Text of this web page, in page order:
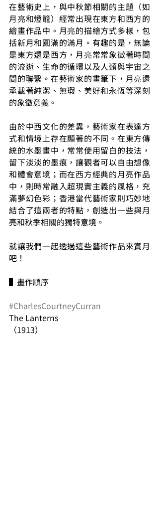
在藝術史上，與中秋節相關的主題（如
月亮和燈籠）經常出現在東方和西方的
繪畫作品中。月亮的描繪方式多樣，包
括新月和圓滿的滿月。有趣的是，無論
是東方還是西方，月亮常常象徵著時間
的流逝、生命的循環以及人類與宇宙之
間的聯繫。在藝術家的畫筆下，月亮還
承載著純潔、無瑕、美好和永恆等深刻
的象徵意義。
由於中西文化的差異，藝術家在表達方
式和情境上存在顯著的不同。在東方傳
統的水墨畫中，常常使用留白的技法，
留下淡淡的墨痕，讓觀者可以自由想像
和體會意境；而在西方經典的月亮作品
中，則時常融入超現實主義的風格，充
滿夢幻色彩；香港當代藝術家則巧妙地
結合了這兩者的特點，創造出一些與月
亮和秋季相關的獨特意境。
就讓我們一起透過這些藝術作品來賞月
吧！
▌畫作順序
#CharlesCourtneyCurran
The Lanterns
（1913）